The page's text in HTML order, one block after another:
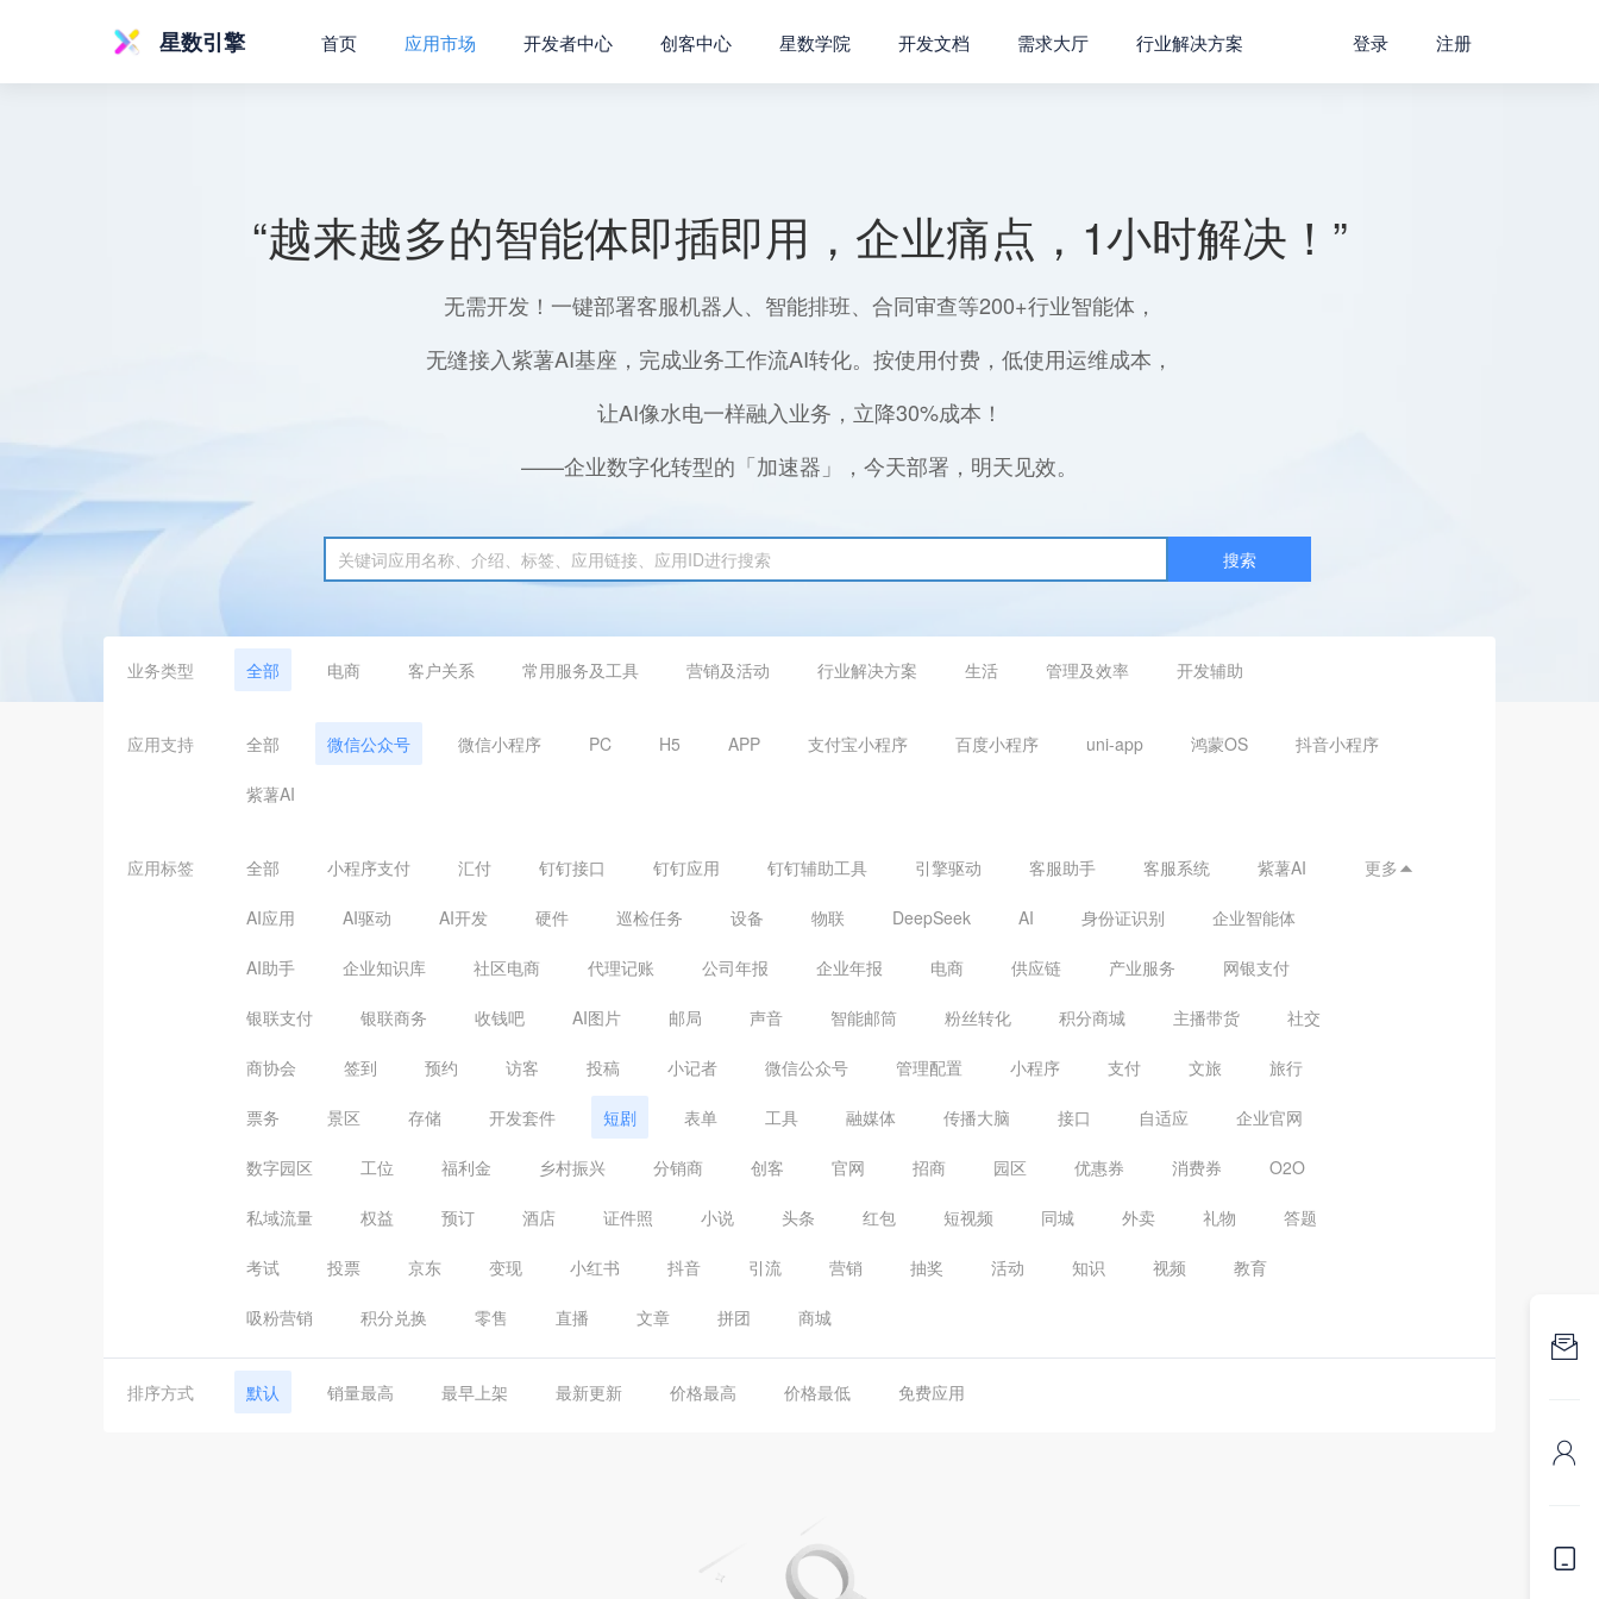
星数引擎 首页 应用市场 开发者中心 创客中心 星数学院 开发文档 需求大厅 行业解决方案 登录 注册
“越来越多的智能体即插即用，企业痛点，1小时解决！”
无需开发！一键部署客服机器人、智能排班、合同审查等200+行业智能体，
无缝接入紫薯AI基座，完成业务工作流AI转化。按使用付费，低使用运维成本，
让AI像水电一样融入业务，立降30%成本！
——企业数字化转型的「加速器」，今天部署，明天见效。
搜索
业务类型 全部 电商 客户关系 常用服务及工具 营销及活动 行业解决方案 生活 管理及效率 开发辅助
应用支持 全部 微信公众号 微信小程序 PC H5 APP 支付宝小程序 百度小程序 uni-app 鸿蒙OS 抖音小程序
紫薯AI
应用标签 全部 小程序支付 汇付 钉钉接口 钉钉应用 钉钉辅助工具 引擎驱动 客服助手 客服系统 紫薯AI
AI应用 AI驱动 AI开发 硬件 巡检任务 设备 物联 DeepSeek AI 身份证识别 企业智能体
AI助手 企业知识库 社区电商 代理记账 公司年报 企业年报 电商 供应链 产业服务 网银支付
银联支付 银联商务 收钱吧 AI图片 邮局 声音 智能邮筒 粉丝转化 积分商城 主播带货 社交
商协会 签到 预约 访客 投稿 小记者 微信公众号 管理配置 小程序 支付 文旅 旅行
票务 景区 存储 开发套件 短剧 表单 工具 融媒体 传播大脑 接口 自适应 企业官网
数字园区 工位 福利金 乡村振兴 分销商 创客 官网 招商 园区 优惠券 消费券 O2O
私域流量 权益 预订 酒店 证件照 小说 头条 红包 短视频 同城 外卖 礼物 答题
考试 投票 京东 变现 小红书 抖音 引流 营销 抽奖 活动 知识 视频 教育
吸粉营销 积分兑换 零售 直播 文章 拼团 商城
更多 
排序方式 默认 销量最高 最早上架 最新更新 价格最高 价格最低 免费应用


